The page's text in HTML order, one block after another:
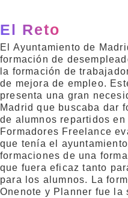
El Reto
El Ayuntamiento de
formación de
la formación de
de mejora de empleo.
presenta una gran
Madrid que buscaba dar
de alumnos repartidos
Formadores Freelance
que tenía el
formaciones de una
que fuera eficaz tanto
para los alumnos. La
Onenote y Planner fue la